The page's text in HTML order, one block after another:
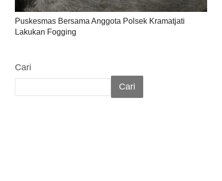
Puskesmas Bersama Anggota Polsek Kramatjati
Lakukan Fogging
Cari
Cari